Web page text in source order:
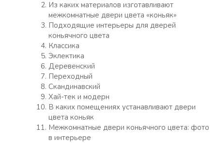
Из каких материалов изготавливают
межкомнатные двери цвета «коньяк»
Подходящие интерьеры для дверей
коньячного цвета
Классика
Эклектика
Деревенский
Переходный
Скандинавский
Хай-тек и модерн
В каких помещениях устанавливают двери
цвета коньяк
Межкомнатные двери коньячного цвета: фото
в интерьере